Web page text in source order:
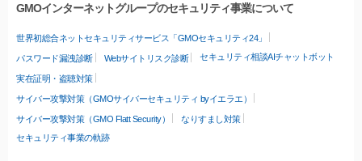
GMOインターネットグループのセキュリティ事業について
世界初総合ネットセキュリティサービス「GMOセキュリティ24」
パスワード漏洩診断 Webサイトリスク診断 セキュリティ相談AIチャットボット
実在証明・盗聴対策
サイバー攻撃対策（GMOサイバーセキュリティ byイエラエ）
サイバー攻撃対策（GMO Flatt Security）
なりすまし対策
セキュリティ事業の軌跡